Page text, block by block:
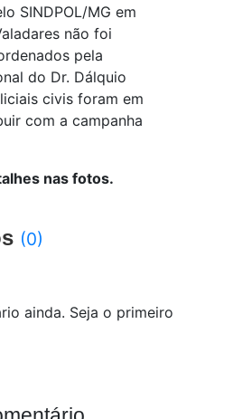
SINDPOL/MG em
não foi
pela
do Dr. Dálquio
civis foram em
com a campanha
nas fotos.
(0)
ainda. Seja o primeiro